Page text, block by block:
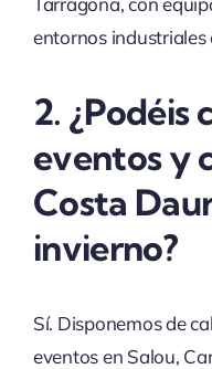
entornos industriales
2. ¿Podéis
eventos y
Costa
invierno?
Sí. Disponemos de
eventos en Salou,